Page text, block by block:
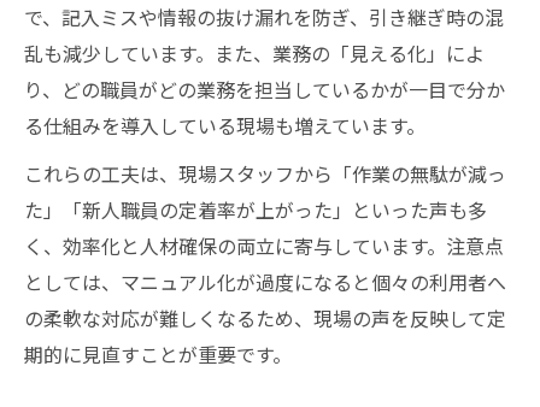
で、記入ミスや情報の抜け漏れを防ぎ、引き継ぎ時の混
乱も減少しています。また、業務の「見える化」によ
り、どの職員がどの業務を担当しているかが一目で分か
る仕組みを導入している現場も増えています。
これらの工夫は、現場スタッフから「作業の無駄が減っ
た」「新人職員の定着率が上がった」といった声も多
く、効率化と人材確保の両立に寄与しています。注意点
としては、マニュアル化が過度になると個々の利用者へ
の柔軟な対応が難しくなるため、現場の声を反映して定
期的に見直すことが重要です。